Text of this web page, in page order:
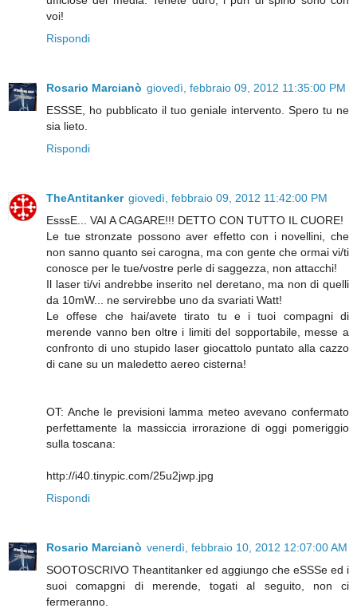
voi!
Rispondi
Rosario Marcianò giovedì, febbraio 09, 2012 11:35:00 PM
ESSSE, ho pubblicato il tuo geniale intervento. Spero tu ne
sia lieto.
Rispondi
TheAntitanker giovedì, febbraio 09, 2012 11:42:00 PM
EsssE... VAI A CAGARE!!! DETTO CON TUTTO IL CUORE!
Le tue stronzate possono aver effetto con i novellini, che
non sanno quanto sei carogna, ma con gente che ormai vi/ti
conosce per le tue/vostre perle di saggezza, non attacchi!
Il laser ti/vi andrebbe inserito nel deretano, ma non di quelli
da 10mW... ne servirebbe uno da svariati Watt!
Le offese che hai/avete tirato tu e i tuoi compagni di
merende vanno ben oltre i limiti del sopportabile, messe a
confronto di uno stupido laser giocattolo puntato alla cazzo
di cane su un maledetto aereo cisterna!
OT: Anche le previsioni lamma meteo avevano confermato
perfettamente la massiccia irrorazione di oggi pomeriggio
sulla toscana:
http://i40.tinypic.com/25u2jwp.jpg
Rispondi
Rosario Marcianò venerdì, febbraio 10, 2012 12:07:00 AM
SOOTOSCRIVO Theantitanker ed aggiungo che eSSSe ed i
suoi comapgni di merende, togati al seguito, non ci
fermeranno.